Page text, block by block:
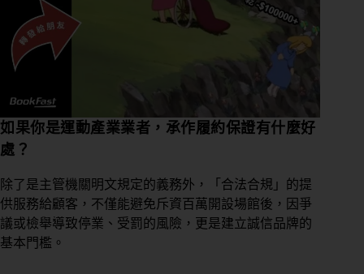
如果你是運動產業業者，承作履約保證有什麼好
處？
除了是主管機關明文規定的義務外，「合法合規」的提
供服務給顧客，不僅能避免斥資百萬開設場館後，因爭
議或檢舉導致停業、受罰的風險，更是建立誠信品牌的
基本門檻。